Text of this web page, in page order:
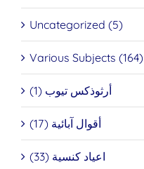
Uncategorized (5)
Various Subjects (164)
أرثوذكس تيوب (1)
أقوال آبائية (17)
اعياد كنسية (33)